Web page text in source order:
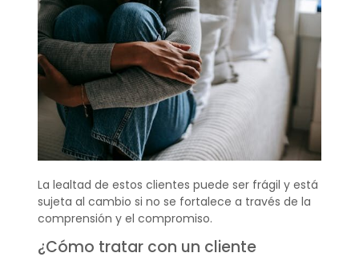
La lealtad de estos clientes puede ser frágil y está
sujeta al cambio si no se fortalece a través de la
comprensión y el compromiso.
¿Cómo tratar con un cliente